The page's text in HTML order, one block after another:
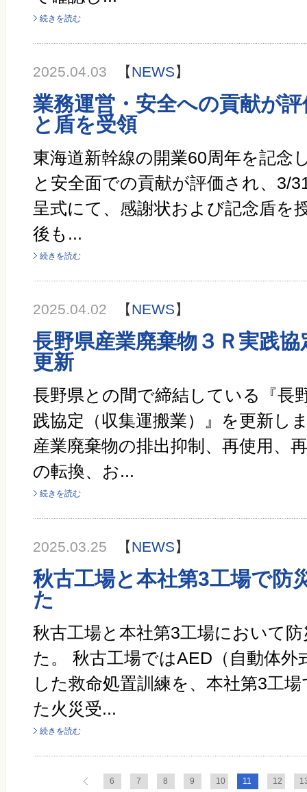
続きを読む
2025.04.03 【NEWS】
業務運営・安全への貢献が
と盾を受領
東海道新幹線の開業60周年を記念
と安全面での貢献が評価され、3/
呈式にて、感謝状および記念盾を
後も...
続きを読む
2025.04.02 【NEWS】
長野県産業廃棄物３Ｒ実践
更新
長野県との間で締結している『長
践協定（収集運搬業）』を更新し
産業廃棄物の排出抑制、再使用、
の転換、お...
続きを読む
2025.03.25 【NEWS】
秋古工場と本社第3工場で防
た
秋古工場と本社第3工場において
た。 秋古工場ではAED（自動体外
した救命処置訓練を、本社第3工
た火災受...
続きを読む
6 7 8 9 10 11 12